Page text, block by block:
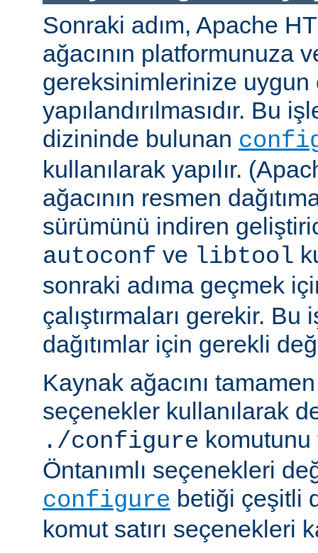
Sonraki adım, Apache
ağacının platformunuza
gereksinimlerinize uygun
yapılandırılmasıdır. Bu
dizininde bulunan
kullanılarak yapılır.
ağacının resmen
sürümünü indiren
autoconf ve libtool
sonraki adıma geçmek
çalıştırmaları gerekir. Bu
dağıtımlar için gerekli
Kaynak ağacını tamamen
seçenekler kullanılarak
./configure
Öntanımlı seçenekleri
configure betiği çeşitli
komut satırı seçenekleri